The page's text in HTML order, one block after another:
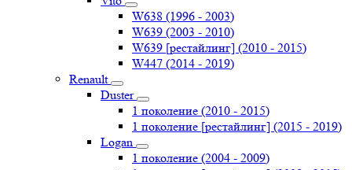
W638 (1996 - 2003)
W639 (2003 - 2010)
W639 [рестайлинг] (2010 - 2015)
W447 (2014 - 2019)
Renault
Duster
1 поколение (2010 - 2015)
1 поколение [рестайлинг] (2015 - 2019)
Logan
1 поколение (2004 - 2009)